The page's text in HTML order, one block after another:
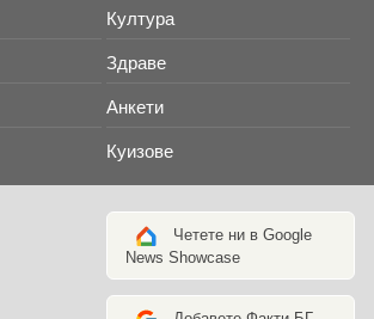
Култура
Здраве
Анкети
Куизове
Четете ни в Google
News Showcase